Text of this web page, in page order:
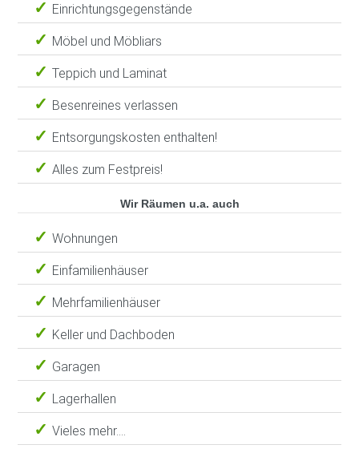
Einrichtungsgegenstände
Möbel und Möbliars
Teppich und Laminat
Besenreines verlassen
Entsorgungskosten enthalten!
Alles zum Festpreis!
Wir Räumen u.a. auch
Wohnungen
Einfamilienhäuser
Mehrfamilienhäuser
Keller und Dachboden
Garagen
Lagerhallen
Vieles mehr....